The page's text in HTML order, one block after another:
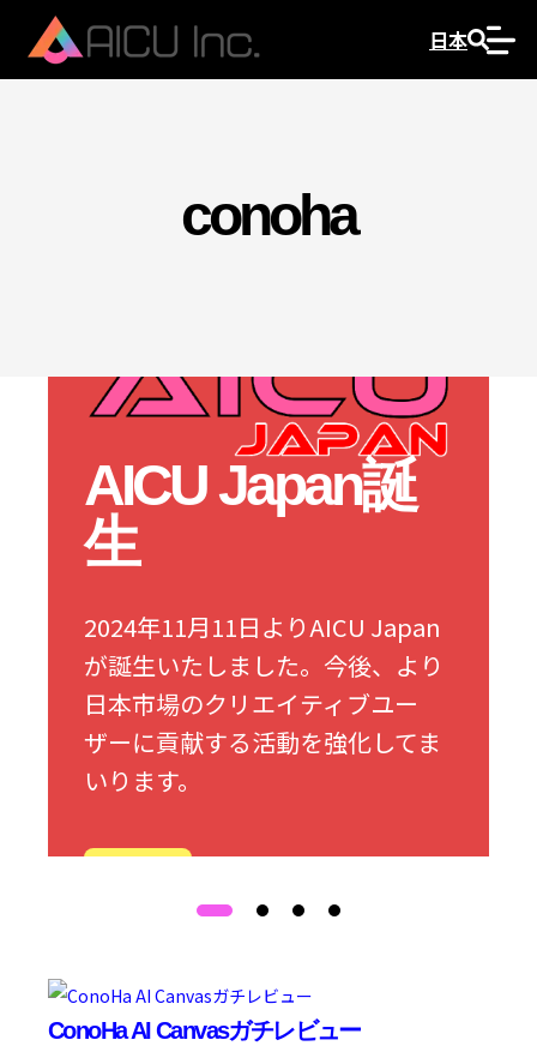
日本
conoha
AICU Japan誕
生
2024年11月11日よりAICU Japan
が誕生いたしました。今後、より
日本市場のクリエイティブユー
ザーに貢献する活動を強化してま
いります。
ConoHa AI Canvasガチレビュー